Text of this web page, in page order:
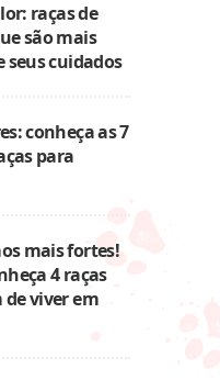
raças de
são mais
seus cuidados
conheça as 7
para
mais fortes!
4 raças
viver em